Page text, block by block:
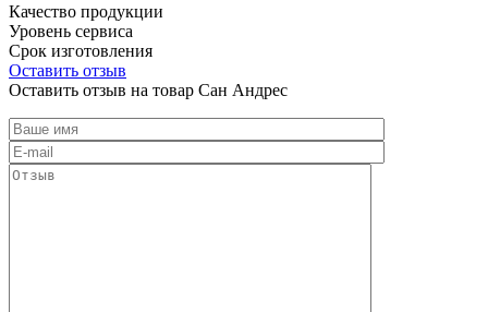
Качество продукции
Уровень сервиса
Срок изготовления
Оставить отзыв
Оставить отзыв на товар Сан Андрес